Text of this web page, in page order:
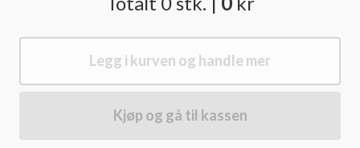
Legg i kurven og handle mer
Kjøp og gå til kassen